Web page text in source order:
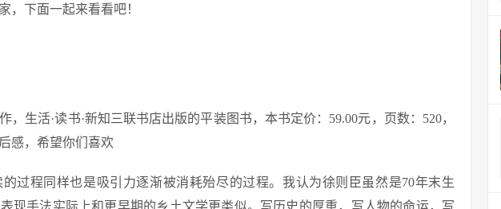
，下面一起来看看吧！
，生活·读书·新知三联书店出版的平装图书，本书定价：59.00元，页数：520，
感，希望你们喜欢
过程同样也是吸引力逐渐被消耗殆尽的过程。我认为徐则臣虽然是70年末生
现手法实际上和更早期的乡土文学更类似。写历史的厚重，写人物的命运，写